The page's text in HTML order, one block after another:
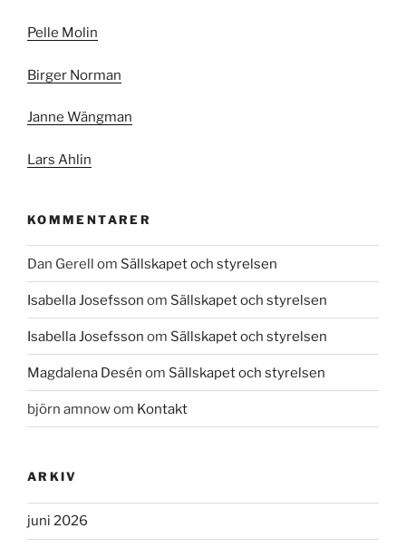
Pelle Molin
Birger Norman
Janne Wängman
Lars Ahlin
KOMMENTARER
Dan Gerell om Sällskapet och styrelsen
Isabella Josefsson om Sällskapet och styrelsen
Isabella Josefsson om Sällskapet och styrelsen
Magdalena Desén om Sällskapet och styrelsen
björn amnowom Kontakt
ARKIV
juni 2026